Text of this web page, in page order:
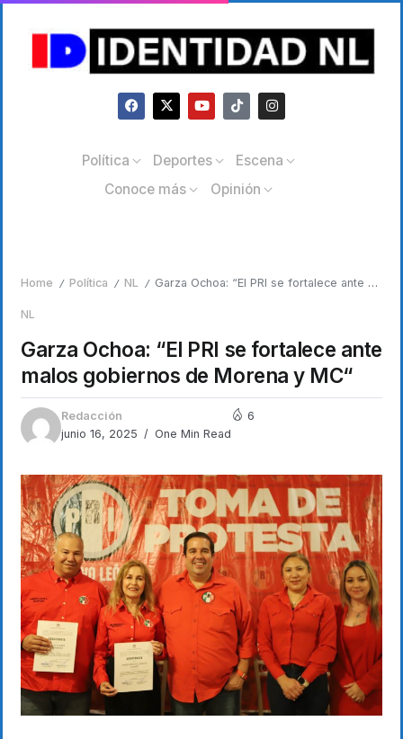
Política Deportes
Escena
Conoce más
Opinión
Home / Política / NL / Garza Ochoa: “El PRI se fortalece ante malos gobiernos de Morena y MC“
NL
Garza Ochoa: “El PRI se fortalece ante
malos gobiernos de Morena y MC“
Redacción
junio 16, 2025
One Min Read
6